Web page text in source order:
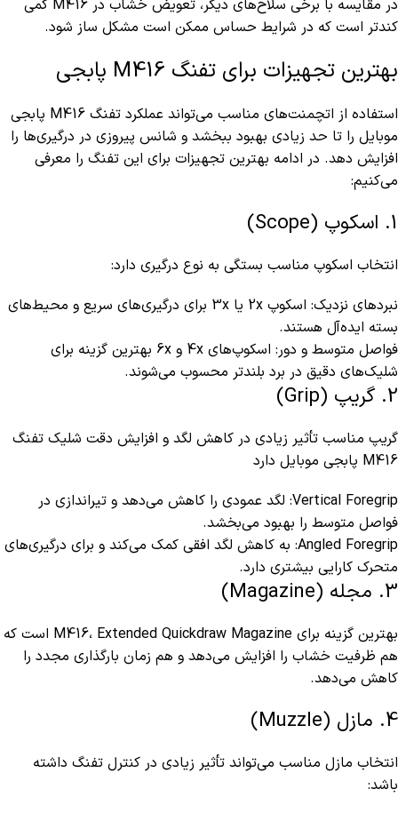
در مقایسه با برخی سلاح‌های دیگر، تعویض خشاب در M416 کمی
کندتر است که در شرایط حساس ممکن است مشکل‌ ساز شود.
بهترین تجهیزات برای تفنگ M416 پابجی
استفاده از اتچمنت‌های مناسب می‌تواند عملکرد تفنگ M416 پابجی
موبایل را تا حد زیادی بهبود ببخشد و شانس پیروزی در درگیری‌ها را
افزایش دهد. در ادامه بهترین تجهیزات برای این تفنگ را معرفی
می‌کنیم:
1. اسکوپ (Scope)
انتخاب اسکوپ مناسب بستگی به نوع درگیری دارد:
نبردهای نزدیک: اسکوپ 2x یا 3x برای درگیری‌های سریع و محیط‌های
بسته ایده‌آل هستند.
فواصل متوسط و دور: اسکوپ‌های 4x و 6x بهترین گزینه برای
شلیک‌های دقیق در برد بلندتر محسوب می‌شوند.
2. گریپ (Grip)
گریپ مناسب تأثیر زیادی در کاهش لگد و افزایش دقت شلیک تفنگ
M416 پابجی موبایل دارد
Vertical Foregrip: لگد عمودی را کاهش می‌دهد و تیراندازی در
فواصل متوسط را بهبود می‌بخشد.
Angled Foregrip: به کاهش لگد افقی کمک می‌کند و برای درگیری‌های
متحرک کارایی بیشتری دارد.
3. مجله (Magazine)
بهترین گزینه برای M416، Extended Quickdraw Magazine است که
هم ظرفیت خشاب را افزایش می‌دهد و هم زمان بارگذاری مجدد را
کاهش می‌دهد.
4. مازل (Muzzle)
انتخاب مازل مناسب می‌تواند تأثیر زیادی در کنترل تفنگ داشته
باشد: